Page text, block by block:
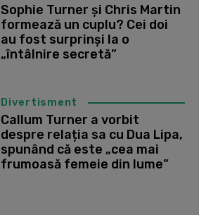
Sophie Turner și Chris Martin
formează un cuplu? Cei doi
au fost surprinși la o
„întâlnire secretă”
Divertisment
Callum Turner a vorbit
despre relația sa cu Dua Lipa,
spunând că este „cea mai
frumoasă femeie din lume”